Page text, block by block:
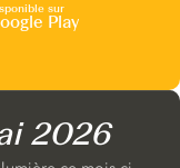
sur
Play
2026